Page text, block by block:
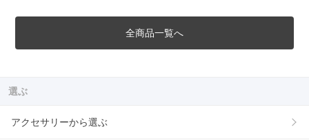
全商品一覧へ
選ぶ
アクセサリーから選ぶ